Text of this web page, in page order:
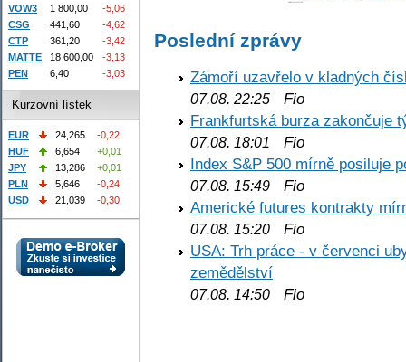
Poslední zprávy
Zámoří uzavřelo v kladných
07.08. 22:25 Fio
Frankfurtská burza zakončuje
07.08. 18:01
Fio
Index S&P 500 mírně posiluje
07.08. 15:49 Fio
Americké futures kontrakty
07.08. 15:20 Fio
USA: Trh práce - v červenci
zemědělství
07.08. 14:50 Fio
VOW3 1 800,00
-5,06
CSG
441,60
-4,62
CTP
361,20
-3,42
MATTE
18 600,00
-3,13
PEN
6,40 -3,03
Kurzovní lístek
EUR 24,265
-0,22
HUF
6,654
+0,01
JPY
13,286
+0,01
PLN
5,646
-0,24
USD
21,039 -0,30